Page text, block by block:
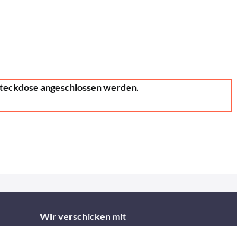
angeschlossen werden.
Wir verschicken mit